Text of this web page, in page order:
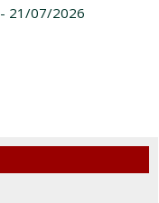
- 21/07/2026